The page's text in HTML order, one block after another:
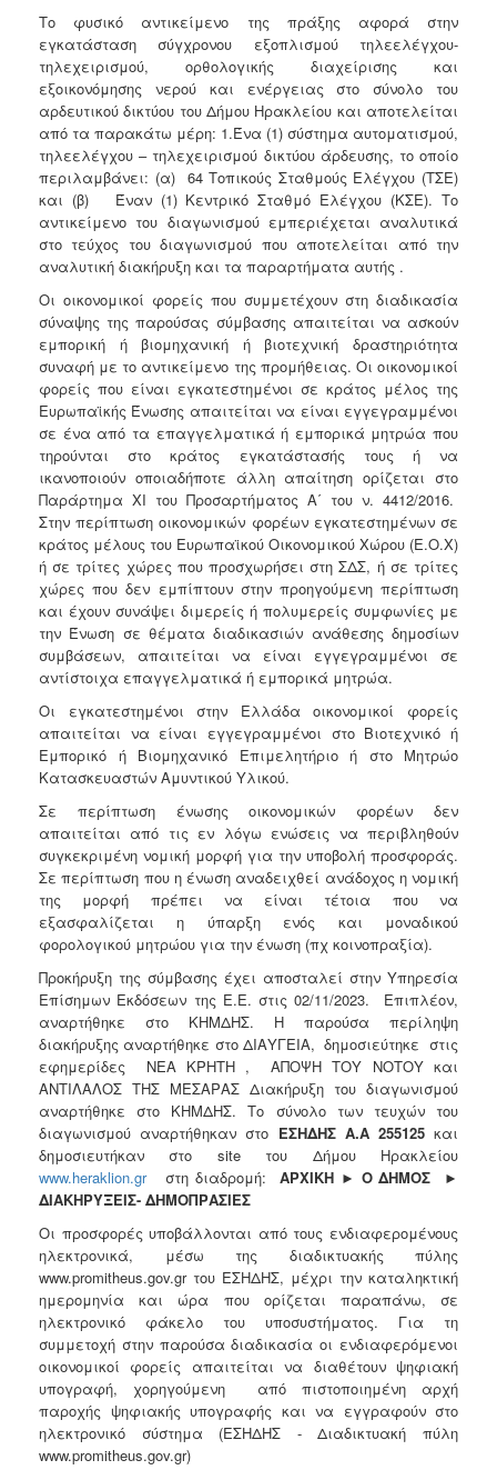
Το φυσικό αντικείμενο της πράξης αφορά στην
εγκατάσταση σύγχρονου εξοπλισμού τηλεελέγχου-
τηλεχειρισμού, ορθολογικής διαχείρισης και
εξοικονόμησης νερού και ενέργειας στο σύνολο του
αρδευτικού δικτύου του Δήμου Ηρακλείου και αποτελείται
από τα παρακάτω μέρη: 1.Ένα (1) σύστημα αυτοματισμού,
τηλεελέγχου – τηλεχειρισμού δικτύου άρδευσης, το οποίο
περιλαμβάνει: (α) 64 Τοπικούς Σταθμούς Ελέγχου (ΤΣΕ)
και (β) Έναν (1) Κεντρικό Σταθμό Ελέγχου (ΚΣΕ). Το
αντικείμενο του διαγωνισμού εμπεριέχεται αναλυτικά
στο τεύχος του διαγωνισμού που αποτελείται από την
αναλυτική διακήρυξη και τα παραρτήματα αυτής .
Οι οικονομικοί φορείς που συμμετέχουν στη διαδικασία
σύναψης της παρούσας σύμβασης απαιτείται να ασκούν
εμπορική ή βιομηχανική ή βιοτεχνική δραστηριότητα
συναφή με το αντικείμενο της προμήθειας. Οι οικονομικοί
φορείς που είναι εγκατεστημένοι σε κράτος μέλος της
Ευρωπαϊκής Ένωσης απαιτείται να είναι εγγεγραμμένοι
σε ένα από τα επαγγελματικά ή εμπορικά μητρώα που
τηρούνται στο κράτος εγκατάστασής τους ή να
ικανοποιούν οποιαδήποτε άλλη απαίτηση ορίζεται στο
Παράρτημα XI του Προσαρτήματος Α΄ του ν. 4412/2016.
Στην περίπτωση οικονομικών φορέων εγκατεστημένων σε
κράτος μέλους του Ευρωπαϊκού Οικονομικού Χώρου (Ε.Ο.Χ)
ή σε τρίτες χώρες που προσχωρήσει στη ΣΔΣ, ή σε τρίτες
χώρες που δεν εμπίπτουν στην προηγούμενη περίπτωση
και έχουν συνάψει διμερείς ή πολυμερείς συμφωνίες με
την Ένωση σε θέματα διαδικασιών ανάθεσης δημοσίων
συμβάσεων, απαιτείται να είναι εγγεγραμμένοι σε
αντίστοιχα επαγγελματικά ή εμπορικά μητρώα.
Οι εγκατεστημένοι στην Ελλάδα οικονομικοί φορείς
απαιτείται να είναι εγγεγραμμένοι στο Βιοτεχνικό ή
Εμπορικό ή Βιομηχανικό Επιμελητήριο ή στο Μητρώο
Κατασκευαστών Αμυντικού Υλικού.
Σε περίπτωση ένωσης οικονομικών φορέων δεν
απαιτείται από τις εν λόγω ενώσεις να περιβληθούν
συγκεκριμένη νομική μορφή για την υποβολή προσφοράς.
Σε περίπτωση που η ένωση αναδειχθεί ανάδοχος η νομική
της μορφή πρέπει να είναι τέτοια που να
εξασφαλίζεται η ύπαρξη ενός και μοναδικού
φορολογικού μητρώου για την ένωση (πχ κοινοπραξία).
Προκήρυξη της σύμβασης έχει αποσταλεί στην Υπηρεσία
Επίσημων Εκδόσεων της Ε.Ε. στις 02/11/2023. Επιπλέον,
αναρτήθηκε στο ΚΗΜΔΗΣ. Η παρούσα περίληψη
διακήρυξης αναρτήθηκε στο ΔΙΑΥΓΕΙΑ, δημοσιεύτηκε στις
εφημερίδες ΝΕΑ ΚΡΗΤΗ , ΑΠΟΨΗ ΤΟΥ ΝΟΤΟΥ και
ΑΝΤΙΛΑΛΟΣ ΤΗΣ ΜΕΣΑΡΑΣ Διακήρυξη του διαγωνισμού
αναρτήθηκε στο ΚΗΜΔΗΣ. Το σύνολο των τευχών του
διαγωνισμού αναρτήθηκαν στο ΕΣΗΔΗΣ Α.Α 255125και
δημοσιευτήκαν στο site του Δήμου Ηρακλείου
www.heraklion.grστη διαδρομή: ΑΡΧΙΚΗ ► Ο ΔΗΜΟΣ
►
ΔΙΑΚΗΡΥΞΕΙΣ- ΔΗΜΟΠΡΑΣΙΕΣ
Οι προσφορές υποβάλλονται από τους ενδιαφερομένους
ηλεκτρονικά, μέσω της διαδικτυακής πύλης
www.promitheus.gov.gr του ΕΣΗΔΗΣ, μέχρι την καταληκτική
ημερομηνία και ώρα που ορίζεται παραπάνω, σε
ηλεκτρονικό φάκελο του υποσυστήματος. Για τη
συμμετοχή στην παρούσα διαδικασία οι ενδιαφερόμενοι
οικονομικοί φορείς απαιτείται να διαθέτουν ψηφιακή
υπογραφή, χορηγούμενη από πιστοποιημένη αρχή
παροχής ψηφιακής υπογραφής και να εγγραφούν στο
ηλεκτρονικό σύστημα (ΕΣΗΔΗΣ - Διαδικτυακή πύλη
www.promitheus.gov.gr)